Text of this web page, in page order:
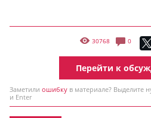
30768 0
Перейти к
Заметили ошибку в материале? Выделите
и Enter